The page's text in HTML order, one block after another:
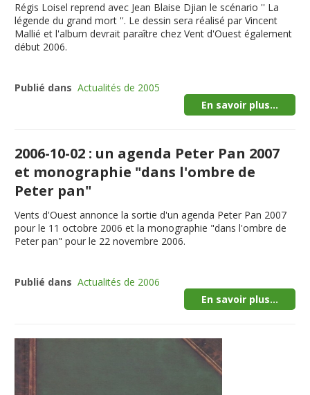
Régis Loisel reprend avec Jean Blaise Djian le scénario '' La
légende du grand mort ''. Le dessin sera réalisé par Vincent
Mallié et l'album devrait paraître chez Vent d'Ouest également
début 2006.
Publié dans Actualités de 2005
En savoir plus...
2006-10-02 : un agenda Peter Pan 2007
et monographie "dans l'ombre de
Peter pan"
Vents d'Ouest annonce la sortie d'un agenda Peter Pan 2007
pour le 11 octobre 2006 et la monographie "dans l'ombre de
Peter pan" pour le 22 novembre 2006.
Publié dans Actualités de 2006
En savoir plus...